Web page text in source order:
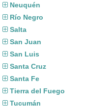
Neuquén
Río Negro
Salta
San Juan
San Luis
Santa Cruz
Santa Fe
Tierra del Fuego
Tucumán